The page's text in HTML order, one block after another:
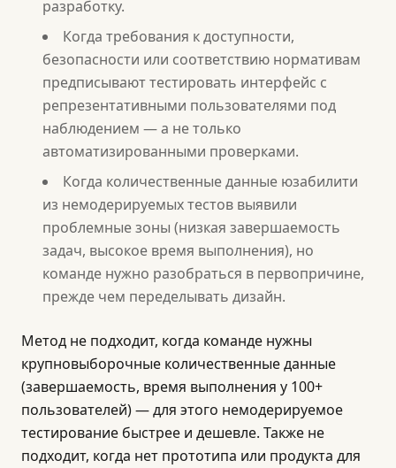
разработку.
Когда требования к доступности,
безопасности или соответствию нормативам
предписывают тестировать интерфейс с
репрезентативными пользователями под
наблюдением — а не только
автоматизированными проверками.
Когда количественные данные юзабилити
из немодерируемых тестов выявили
проблемные зоны (низкая завершаемость
задач, высокое время выполнения), но
команде нужно разобраться в первопричине,
прежде чем переделывать дизайн.
Метод не подходит, когда команде нужны
крупновыборочные количественные данные
(завершаемость, время выполнения у 100+
пользователей) — для этого немодерируемое
тестирование быстрее и дешевле. Также не
подходит, когда нет прототипа или продукта для